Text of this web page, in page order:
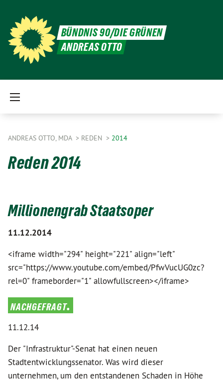
BÜNDNIS 90/DIE GRÜNEN
ANDREAS OTTO
ANDREAS OTTO, MDA REDEN 2014
Reden 2014
Millionengrab Staatsoper
11.12.2014
<iframe width="294" height="221" align="left"
src="https://www.youtube.com/embed/PfwVucUG0zc?
rel=0" frameborder="1" allowfullscreen></iframe>
nachgefragt.
11.12.14
Der "Infrastruktur"-Senat hat einen neuen
Stadtentwicklungssenator. Was wird dieser
unternehmen, um den entstandenen Schaden in Höhe